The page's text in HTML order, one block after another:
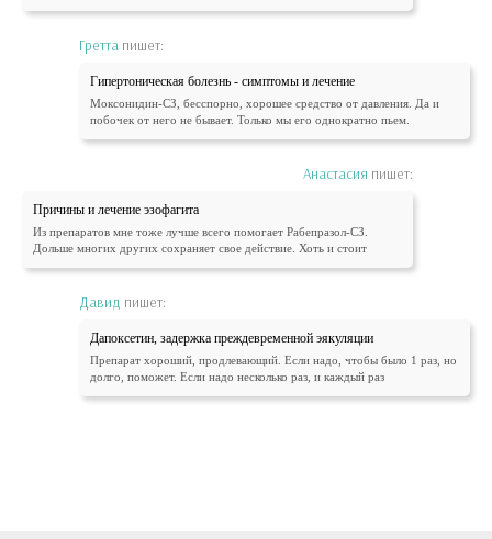
Гретта пишет:
Гипертоническая болезнь - симптомы и лечение
Моксонидин-СЗ, бесспорно, хорошее средство от давления. Да и
побочек от него не бывает. Только мы его однократно пьем.
Анастасия пишет:
Причины и лечение эзофагита
Из препаратов мне тоже лучше всего помогает Рабепразол-СЗ.
Дольше многих других сохраняет свое действие. Хоть и стоит
Давид пишет:
Дапоксетин, задержка преждевременной эякуляции
Препарат хороший, продлевающий. Если надо, чтобы было 1 раз, но
долго, поможет. Если надо несколько раз, и каждый раз